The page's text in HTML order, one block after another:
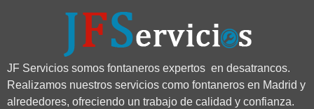
JF Servicios somos fontaneros expertos en desatrancos.
Realizamos nuestros servicios como fontaneros en Madrid y
alrededores, ofreciendo un trabajo de calidad y confianza.